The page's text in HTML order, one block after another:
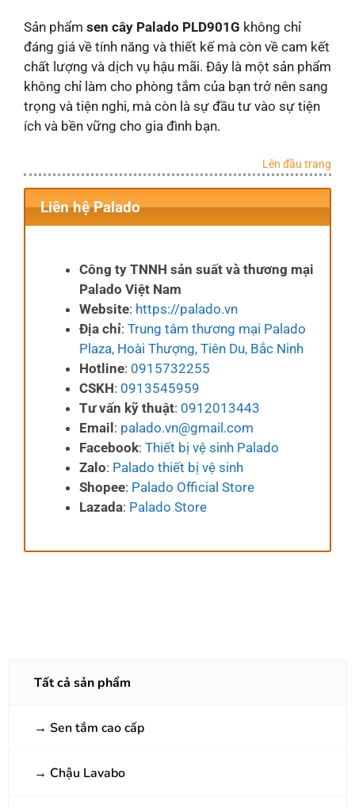
Sản phẩm sen cây Palado PLD901G không chỉ
đáng giá về tính năng và thiết kế mà còn về cam kết
chất lượng và dịch vụ hậu mãi. Đây là một sản phẩm
không chỉ làm cho phòng tắm của bạn trở nên sang
trọng và tiện nghi, mà còn là sự đầu tư vào sự tiện
ích và bền vững cho gia đình bạn.
Lên đầu trang
Liên hệ Palado
Công ty TNNH sản suất và thương mại
Palado Việt Nam
Website: https://palado.vn
Địa chỉ: Trung tâm thương mại Palado
Plaza, Hoài Thượng, Tiên Du, Bắc Ninh
Hotline: 0915732255
CSKH: 0913545959
Tư vấn kỹ thuật: 0912013443
Email: palado.vn@gmail.com
Facebook: Thiết bị vệ sinh Palado
Zalo: Palado thiết bị vệ sinh
Shopee: Palado Official Store
Lazada: Palado Store
Tất cả sản phẩm
→ Sen tắm cao cấp
→ Chậu Lavabo